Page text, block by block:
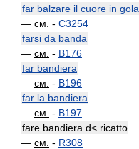
far balzare il cuore in gola
— см. - C3254
farsi da banda
— см. - B176
far bandiera
— см. - B196
far la bandiera
— см. - B197
fare bandiera d< ricatto
— см. - R308